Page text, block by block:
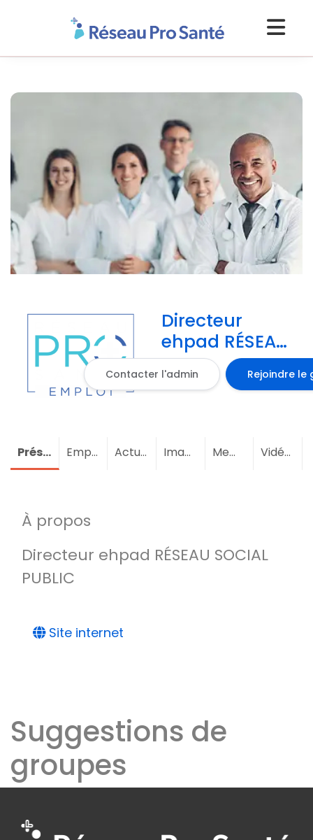
Directeur
ehpad RÉSEAU
SOCIAL PUBLIC
Contacter l'admin Rejoindre le
Présentation Emploi Actualités Images Membres (16)
Vidéos
À propos
Directeur ehpad RÉSEAU SOCIAL
PUBLIC
Site internet
Suggestions de
groupes